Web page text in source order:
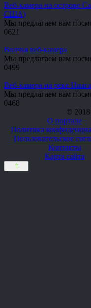
Веб-камера на острове
США)
Мы предлагаем вам
0621
Волчья веб-камера
Мы предлагаем вам
0499
Веб-камера на реке
Мы предлагаем вам
0468
©
О портале
Политика
Пользовательское
Контакты
Карта сайта